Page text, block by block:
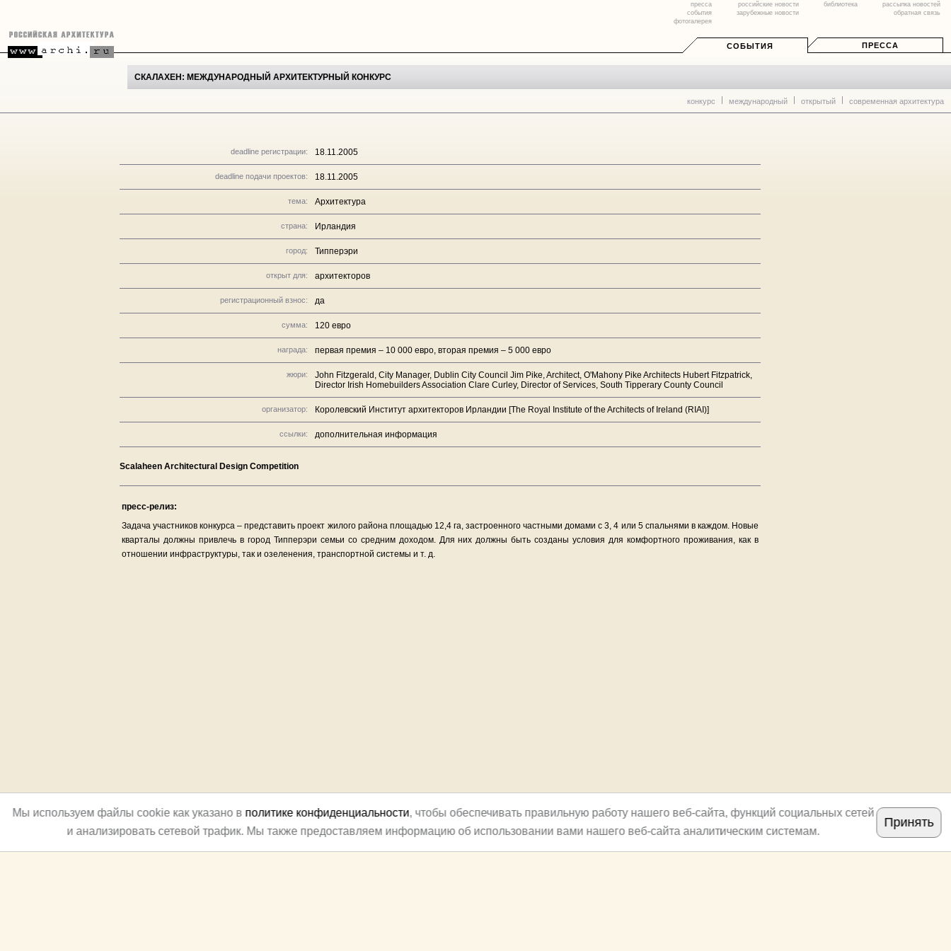
пресса
события
фотогалерея
российские новости
зарубежные новости
библиотека
рассылка новостей
обратная связь
СОБЫТИЯ ПРЕССА
СКАЛАХЕН: МЕЖДУНАРОДНЫЙ АРХИТЕКТУРНЫЙ КОНКУРС
конкурс международный открытый современная архитектура
deadline регистрации: 18.11.2005
deadline подачи проектов: 18.11.2005
тема: Архитектура
страна: Ирландия
город: Типперэри
открыт для: архитекторов
регистрационный взнос: да
сумма: 120 евро
награда: первая премия – 10 000 евро, вторая премия – 5 000 евро
жюри:
John Fitzgerald, City Manager, Dublin City Council Jim Pike, Architect, O'Mahony Pike Architects Hubert Fitzpatrick,
Director Irish Homebuilders Association Clare Curley, Director of Services, South Tipperary County Council
организатор: Королевский Институт архитекторов Ирландии [The Royal Institute of the Architects of Ireland (RIAI)]
ссылки: дополнительная информация
Scalaheen Architectural Design Competition
пресс-релиз:
Задача участников конкурса – представить проект жилого района площадью 12,4 га, застроенного частными домами с 3, 4 или 5 спальнями в каждом. Новые
кварталы должны привлечь в город Типперэри семьи со средним доходом. Для них должны быть созданы условия для комфортного проживания, как в
отношении инфраструктуры, так и озеленения, транспортной системы и т. д.
Мы используем файлы cookie как указано в политике конфиденциальности, чтобы обеспечивать правильную работу нашего веб-сайта, функций социальных сетей
и анализировать сетевой трафик. Мы также предоставляем информацию об использовании вами нашего веб-сайта аналитическим системам.
Принять